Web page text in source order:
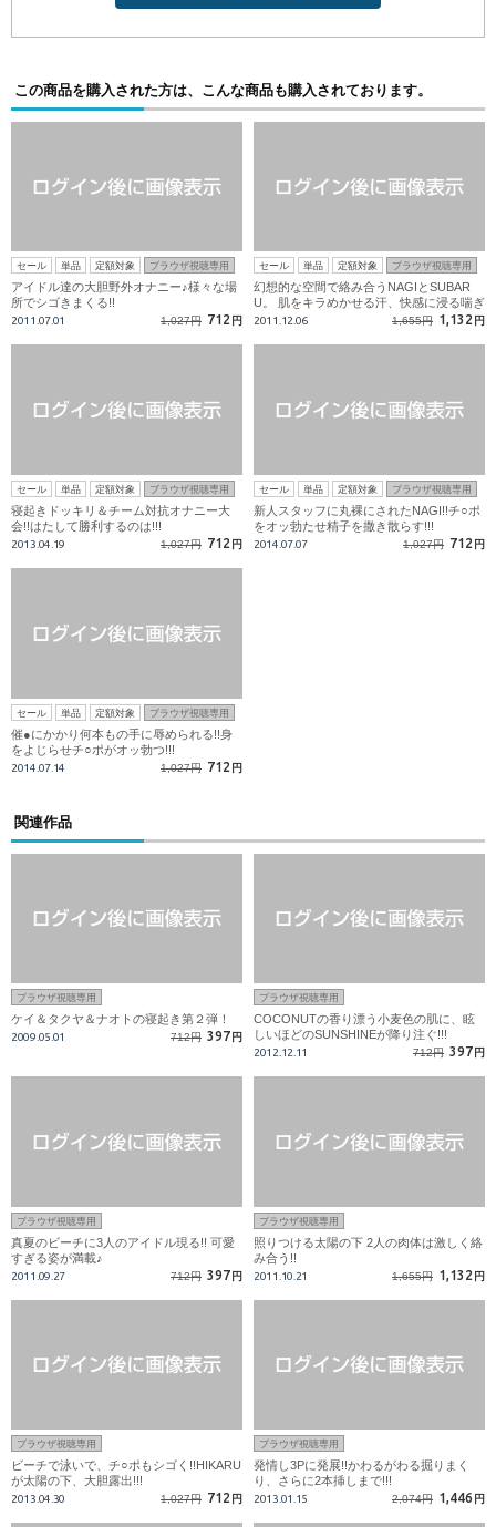
この商品を購入された方は、こんな商品も購入されております。
セール 単品 定額対象 ブラウザ視聴専用
アイドル達の大胆野外オナニー♪様々な場
所でシゴきまくる!!
2011.07.01 1,027円 712 円
セール 単品 定額対象 ブラウザ視聴専用
幻想的な空間で絡み合うNAGIとSUBAR
U。 肌をキラめかせる汗、快感に浸る喘ぎ
声…
2011.12.06 1,655円 1,132 円
セール 単品 定額対象 ブラウザ視聴専用
寝起きドッキリ＆チーム対抗オナニー大
会!!はたして勝利するのは!!!
2013.04.19 1,027円 712 円
セール 単品 定額対象 ブラウザ視聴専用
新人スタッフに丸裸にされたNAGI!!チ○ポ
をオッ勃たせ精子を撒き散らす!!!
2014.07.07 1,027円 712 円
セール 単品 定額対象 ブラウザ視聴専用
催●にかかり何本もの手に辱められる!!身
をよじらせチ○ポがオッ勃つ!!!
2014.07.14 1,027円 712 円
関連作品
ブラウザ視聴専用
ケイ＆タクヤ＆ナオトの寝起き第２弾！
2009.05.01 712円 397 円
ブラウザ視聴専用
COCONUTの香り漂う小麦色の肌に、眩
しいほどのSUNSHINEが降り注ぐ!!!
2012.12.11 712円 397 円
ブラウザ視聴専用
真夏のビーチに3人のアイドル現る!! 可愛
すぎる姿が満載♪
2011.09.27 712円 397 円
ブラウザ視聴専用
照りつける太陽の下 2人の肉体は激しく絡
み合う!!
2011.10.21 1,655円 1,132 円
ブラウザ視聴専用
ビーチで泳いで、チ○ポもシゴく!!HIKARU
が太陽の下、大胆露出!!!
2013.04.30 1,027円 712 円
ブラウザ視聴専用
発情し3Pに発展!!かわるがわる掘りまく
り、さらに2本挿しまで!!!
2013.01.15 2,074円 1,446 円